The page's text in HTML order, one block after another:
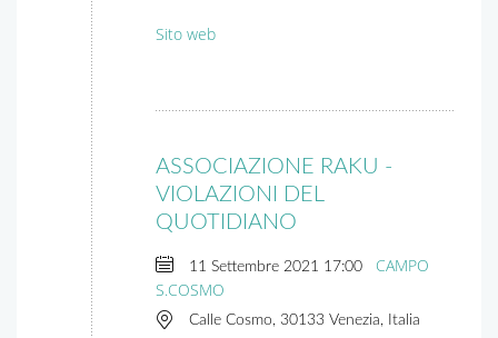
Sito web
ASSOCIAZIONE RAKU -
VIOLAZIONI DEL
QUOTIDIANO
11 Settembre 2021 17:00
CAMPO
S.COSMO
Calle Cosmo, 30133 Venezia, Italia